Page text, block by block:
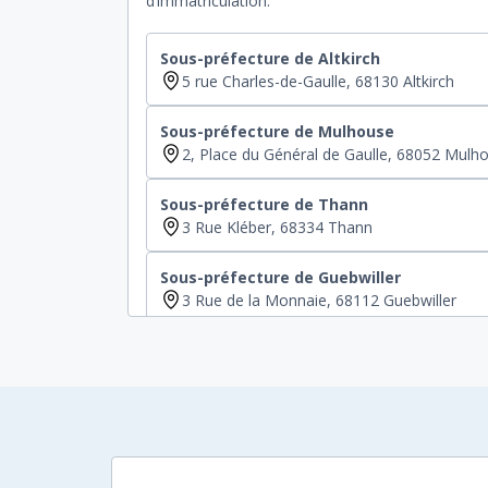
Sous-préfecture de Altkirch
5 rue Charles-de-Gaulle, 68130 Altkirch
Sous-préfecture de Mulhouse
2, Place du Général de Gaulle, 68052
Sous-préfecture de Thann
3 Rue Kléber, 68334 Thann
Sous-préfecture de Guebwiller
3 Rue de la Monnaie, 68112 Guebwiller